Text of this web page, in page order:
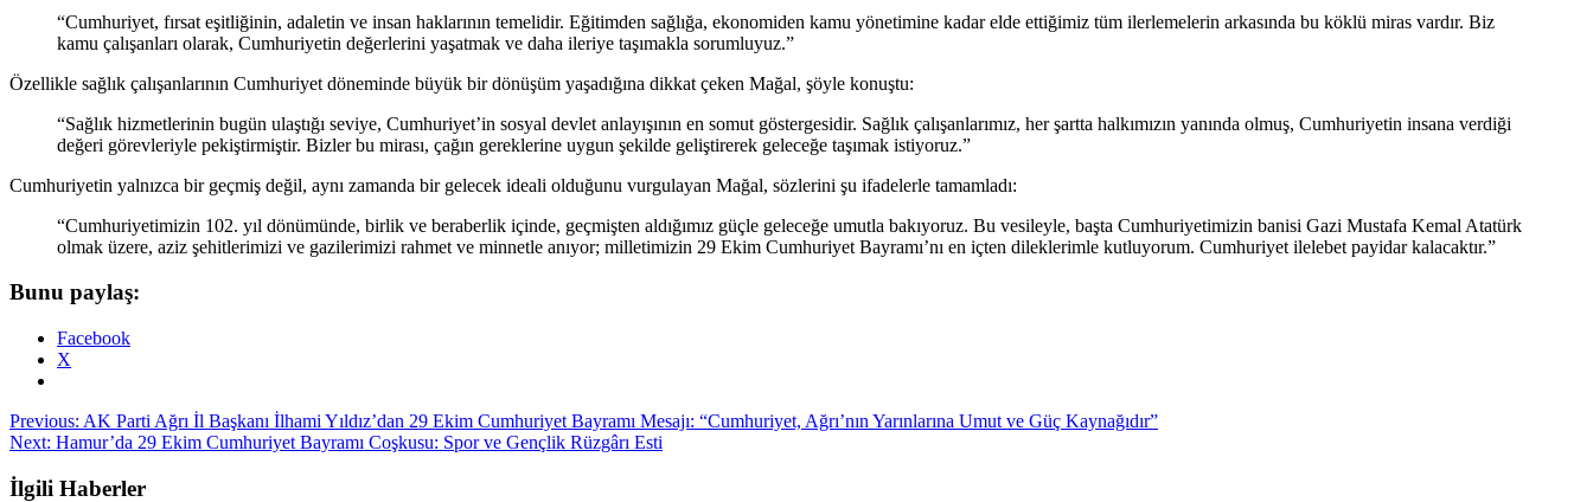
“Cumhuriyet, fırsat eşitliğinin, adaletin ve insan haklarının temelidir. Eğitimden sağlığa, ekonomiden kamu yönetimine kadar elde ettiğimiz tüm ilerlemelerin arkasında bu köklü miras vardır. Biz
kamu çalışanları olarak, Cumhuriyetin değerlerini yaşatmak ve daha ileriye taşımakla sorumluyuz.”
Özellikle sağlık çalışanlarının Cumhuriyet döneminde büyük bir dönüşüm yaşadığına dikkat çeken Mağal, şöyle konuştu:
“Sağlık hizmetlerinin bugün ulaştığı seviye, Cumhuriyet’in sosyal devlet anlayışının en somut göstergesidir. Sağlık çalışanlarımız, her şartta halkımızın yanında olmuş, Cumhuriyetin insana verdiği
değeri görevleriyle pekiştirmiştir. Bizler bu mirası, çağın gereklerine uygun şekilde geliştirerek geleceğe taşımak istiyoruz.”
Cumhuriyetin yalnızca bir geçmiş değil, aynı zamanda bir gelecek ideali olduğunu vurgulayan Mağal, sözlerini şu ifadelerle tamamladı:
“Cumhuriyetimizin 102. yıl dönümünde, birlik ve beraberlik içinde, geçmişten aldığımız güçle geleceğe umutla bakıyoruz. Bu vesileyle, başta Cumhuriyetimizin banisi Gazi Mustafa Kemal Atatürk
olmak üzere, aziz şehitlerimizi ve gazilerimizi rahmet ve minnetle anıyor; milletimizin 29 Ekim Cumhuriyet Bayramı’nı en içten dileklerimle kutluyorum. Cumhuriyet ilelebet payidar kalacaktır.”
Bunu paylaş:
Facebook
X
Post
navigation
Previous: AK Parti Ağrı İl Başkanı İlhami Yıldız’dan 29 Ekim Cumhuriyet Bayramı Mesajı: “Cumhuriyet, Ağrı’nın Yarınlarına Umut ve Güç Kaynağıdır”
Next: Hamur’da 29 Ekim Cumhuriyet Bayramı Coşkusu: Spor ve Gençlik Rüzgârı Esti
İlgili Haberler